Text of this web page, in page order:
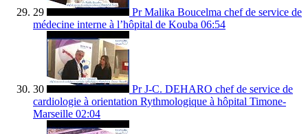
29
Pr Malika Boucelma chef de service de
médecine interne à l’hôpital de Kouba 06:54
30
Pr J-C. DEHARO chef de service de
cardiologie à orientation Rythmologique à hôpital Timone-
Marseille 02:04